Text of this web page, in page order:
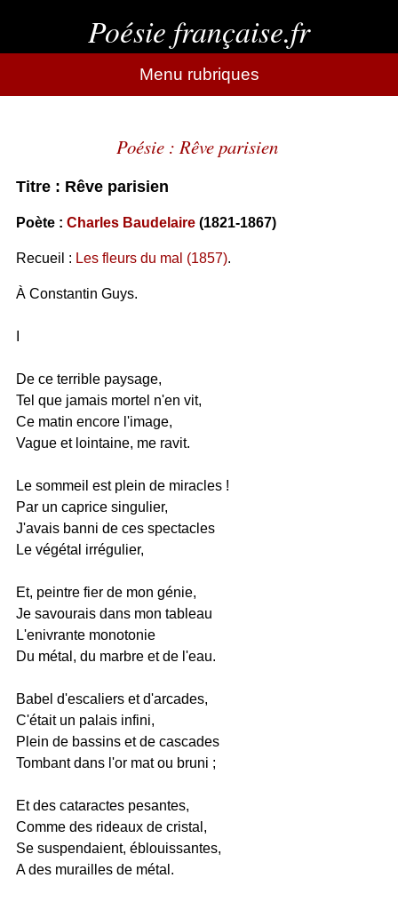
Poésie française.fr
Menu rubriques
Poésie : Rêve parisien
Titre : Rêve parisien
Poète : Charles Baudelaire(1821-1867)
Recueil : Les fleurs du mal (1857).
À Constantin Guys.
De ce terrible paysage,
Tel que jamais mortel n'en vit,
Ce matin encore l'image,
Vague et lointaine, me ravit.
Le sommeil est plein de miracles !
Par un caprice singulier,
J'avais banni de ces spectacles
Le végétal irrégulier,
Et, peintre fier de mon génie,
Je savourais dans mon tableau
L'enivrante monotonie
Du métal, du marbre et de l'eau.
Babel d'escaliers et d'arcades,
C'était un palais infini,
Plein de bassins et de cascades
Tombant dans l'or mat ou bruni ;
Et des cataractes pesantes,
Comme des rideaux de cristal,
Se suspendaient, éblouissantes,
A des murailles de métal.